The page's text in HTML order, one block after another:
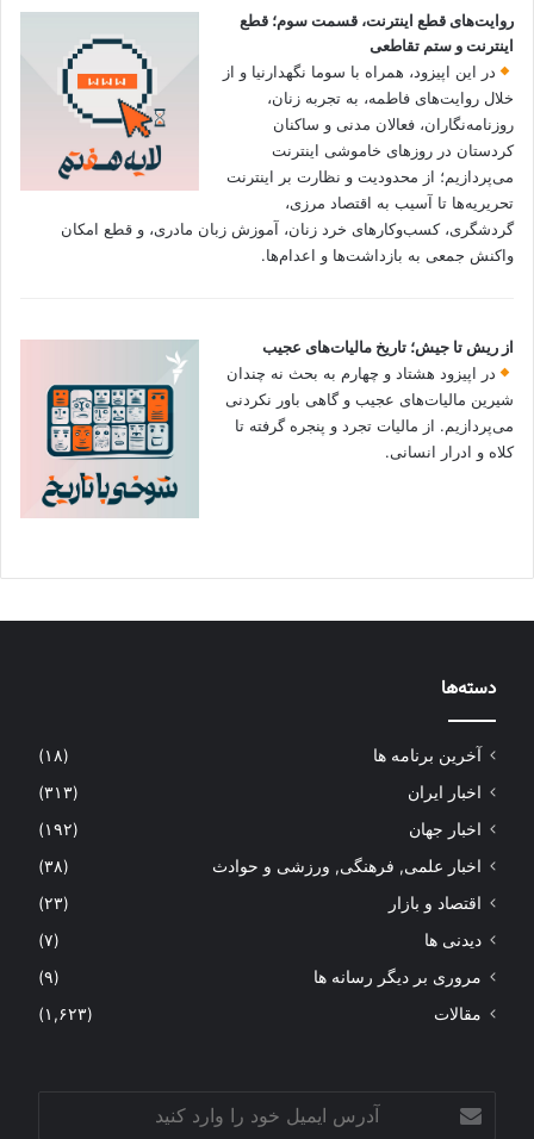
روایت‌های قطع اینترنت، قسمت سوم؛ قطع
اینترنت و ستم تقاطعی
در این اپیزود، همراه با سوما نگهدارنیا و از
خلال روایت‌های فاطمه، به تجربه زنان،
روزنامه‌نگاران، فعالان مدنی و ساکنان
کردستان در روزهای خاموشی اینترنت
می‌پردازیم؛ از محدودیت و نظارت بر اینترنت
تحریریه‌ها تا آسیب به اقتصاد مرزی،
گردشگری، کسب‌وکارهای خرد زنان، آموزش زبان مادری، و قطع امکان
واکنش جمعی به بازداشت‌ها و اعدام‌ها.
از ریش تا جیش؛ تاریخ مالیات‌های عجیب
در اپیزود هشتاد و چهارم به بحث نه چندان
شیرین مالیات‌های عجیب و گاهی باور نکردنی‌
می‌پردازیم. از مالیات تجرد و پنجره گرفته تا
کلاه و ادرار انسانی.
دسته‌ها
آخرین برنامه ها
(۱۸)
اخبار ایران
(۳۱۳)
اخبار جهان
(۱۹۲)
اخبار علمی, فرهنگی, ورزشی و حوادث
(۳۸)
اقتصاد و بازار
(۲۳)
دیدنی ها
(۷)
مروری بر دیگر رسانه ها
(۹)
مقالات
(۱,۶۲۳)
ایمیل